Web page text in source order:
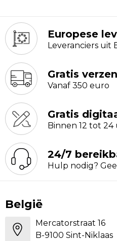
Europese
Leveranciers uit
Gratis
Vanaf 350 euro
Gratis
Binnen 12 tot 24
24/7
Hulp nodig?
België
Mercatorstraat 16
B-9100 Sint-Niklaas